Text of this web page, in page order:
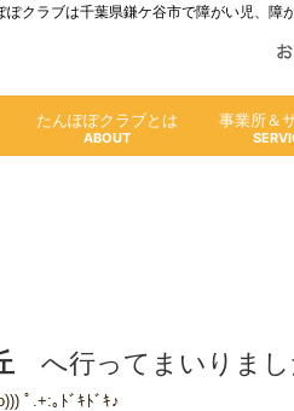
クラブは千葉県鎌ケ谷市で障がい児、障
たんぽぽクラブとは 事業所＆
へ行ってまいりまし
ﾟ.+:｡ﾄﾞｷﾄﾞｷ♪